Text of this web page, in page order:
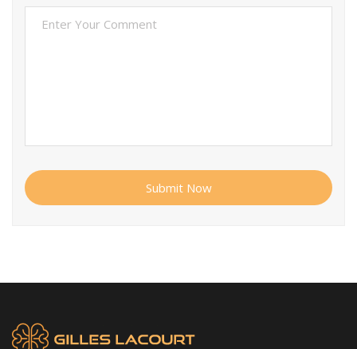
Submit Now